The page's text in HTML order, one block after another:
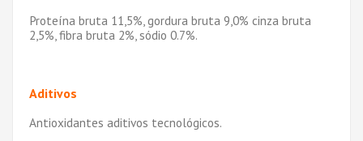
Proteína bruta 11,5%, gordura bruta 9,0% cinza bruta
2,5%, fibra bruta 2%, sódio 0.7%.
Aditivos
Antioxidantes aditivos tecnológicos.